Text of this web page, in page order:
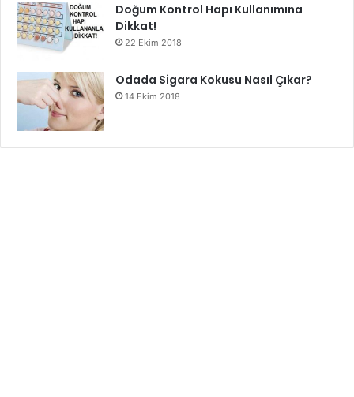
Doğum Kontrol Hapı Kullanımına
Dikkat!
22 Ekim 2018
Odada Sigara Kokusu Nasıl Çıkar?
14 Ekim 2018